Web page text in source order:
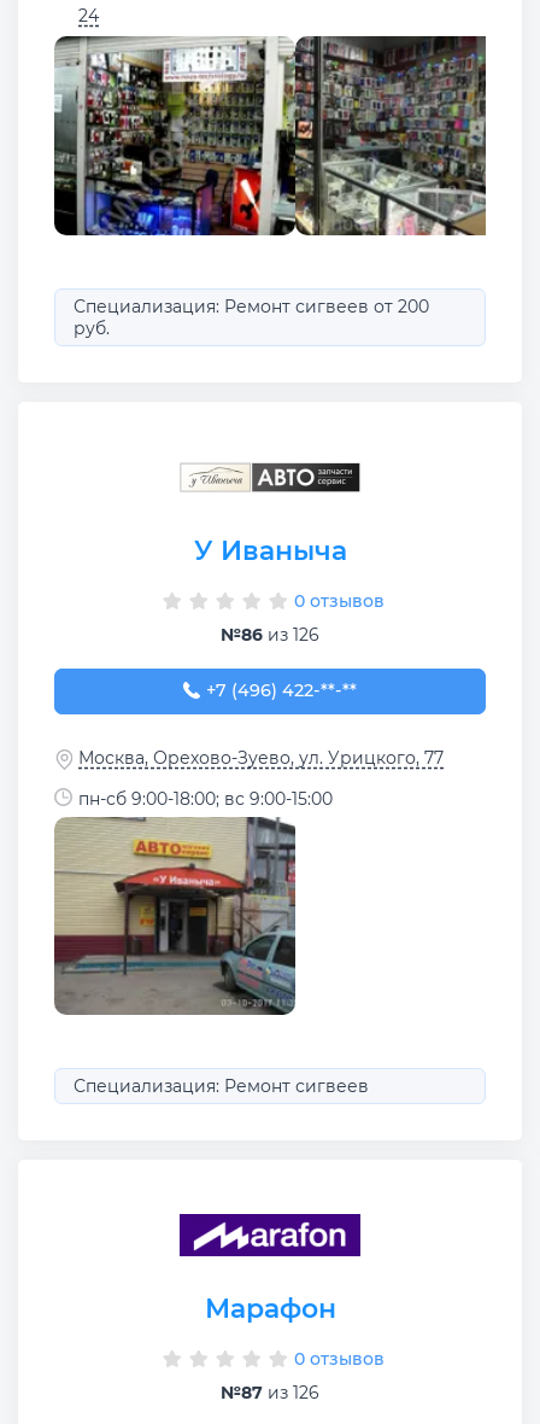
24
Специализация: Ремонт сигвеев от 200
руб.
У Иваныча
0 отзывов
№86 из 126
+7 (496) 422-44-63
+7 (496) 422-**-**
Москва, Орехово-Зуево, ул. Урицкого, 77
пн-сб 9:00-18:00; вс 9:00-15:00
Специализация: Ремонт сигвеев
Марафон
0 отзывов
№87 из 126